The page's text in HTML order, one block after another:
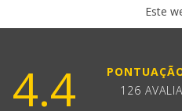
Este
4.4
126